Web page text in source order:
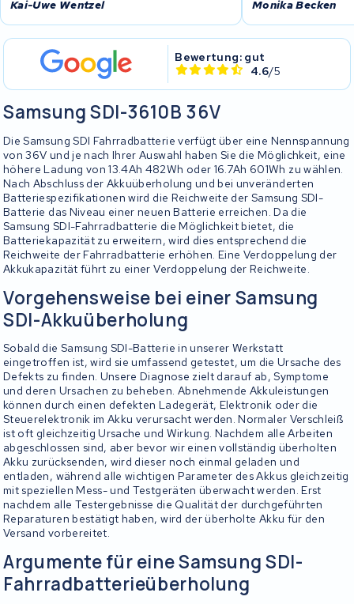
Kai-Uwe Wentzel Monika Becken
Bewertung: gut
4.6/5
Samsung SDI-3610B 36V
Die Samsung SDI Fahrradbatterie verfügt über eine Nennspannung
von 36V und je nach Ihrer Auswahl haben Sie die Möglichkeit, eine
höhere Ladung von 13.4Ah 482Wh oder 16.7Ah 601Wh zu wählen.
Nach Abschluss der Akkuüberholung und bei unveränderten
Batteriespezifikationen wird die Reichweite der Samsung SDI-
Batterie das Niveau einer neuen Batterie erreichen. Da die
Samsung SDI-Fahrradbatterie die Möglichkeit bietet, die
Batteriekapazität zu erweitern, wird dies entsprechend die
Reichweite der Fahrradbatterie erhöhen. Eine Verdoppelung der
Akkukapazität führt zu einer Verdoppelung der Reichweite.
Vorgehensweise bei einer Samsung
SDI-Akkuüberholung
Sobald die Samsung SDI-Batterie in unserer Werkstatt
eingetroffen ist, wird sie umfassend getestet, um die Ursache des
Defekts zu finden. Unsere Diagnose zielt darauf ab, Symptome
und deren Ursachen zu beheben. Abnehmende Akkuleistungen
können durch einen defekten Ladegerät, Elektronik oder die
Steuerelektronik im Akku verursacht werden. Normaler Verschleiß
ist oft gleichzeitig Ursache und Wirkung. Nachdem alle Arbeiten
abgeschlossen sind, aber bevor wir einen vollständig überholten
Akku zurücksenden, wird dieser noch einmal geladen und
entladen, während alle wichtigen Parameter des Akkus gleichzeitig
mit speziellen Mess- und Testgeräten überwacht werden. Erst
nachdem alle Testergebnisse die Qualität der durchgeführten
Reparaturen bestätigt haben, wird der überholte Akku für den
Versand vorbereitet.
Argumente für eine Samsung SDI-
Fahrradbatterieüberholung